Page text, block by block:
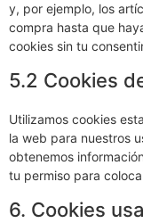
y, por ejemplo, los
compra hasta que
cookies sin tu
5.2 Cookies
Utilizamos cookies
la web para nuestros
obtenemos
tu permiso para
6. Cookies